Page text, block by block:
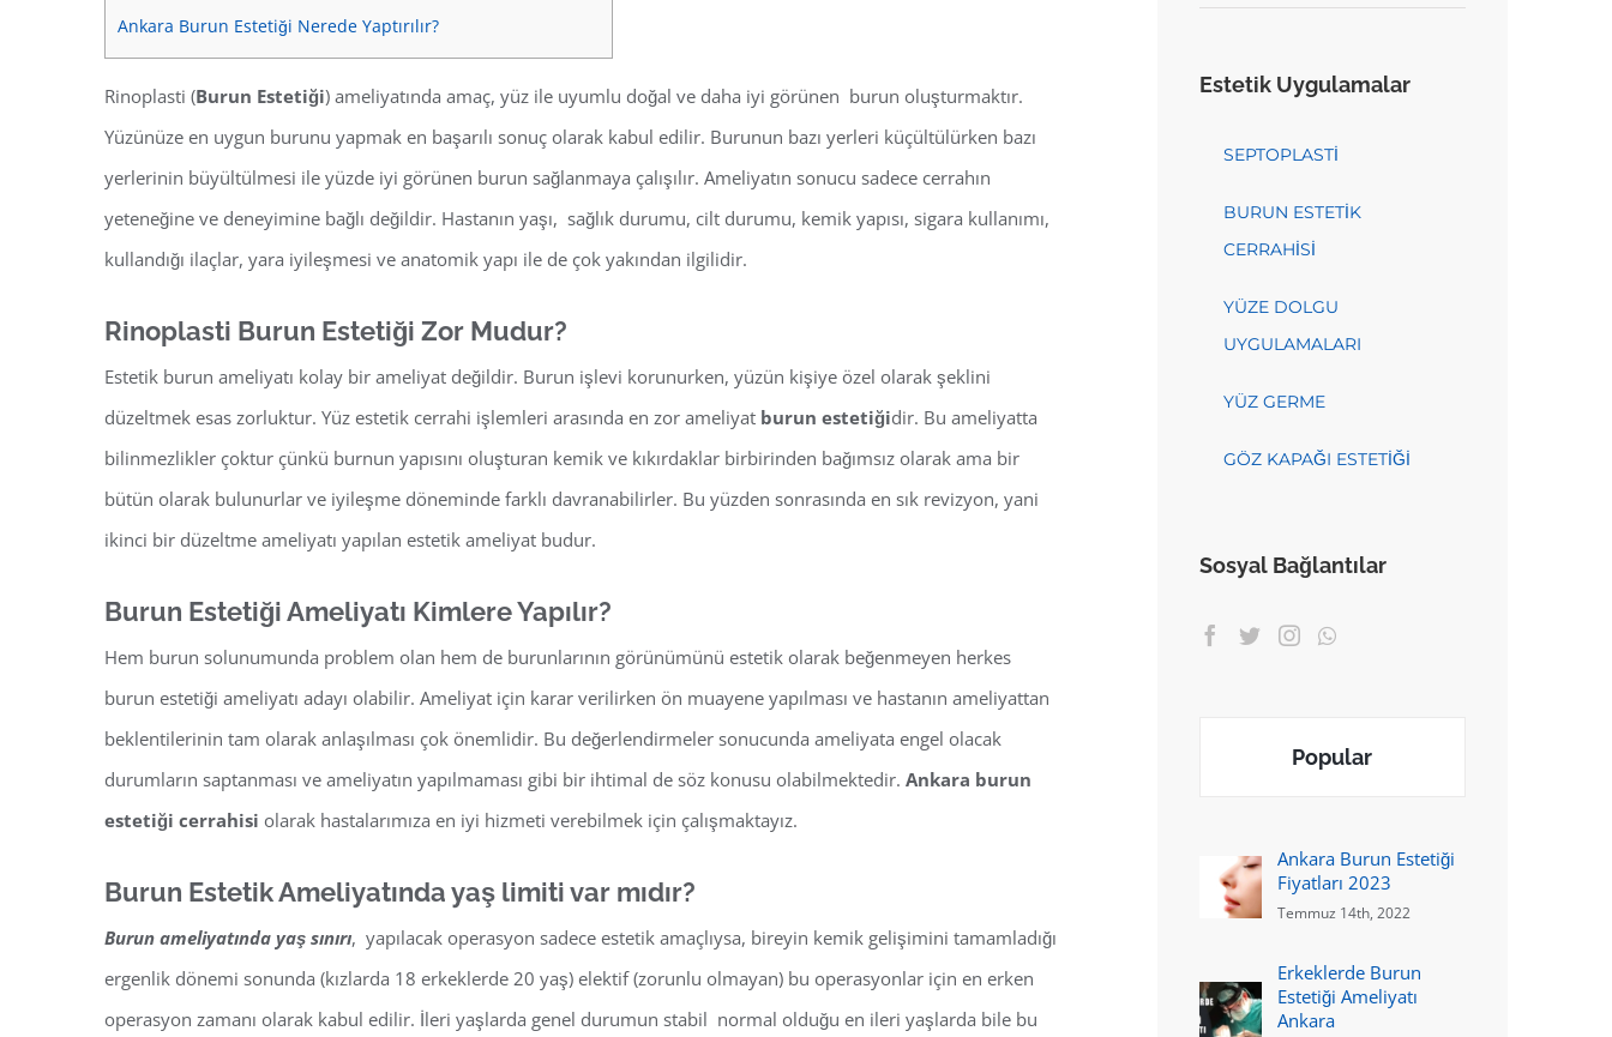
Ankara Burun Estetiği Nerede Yaptırılır?
Rinoplasti (Burun Estetiği) ameliyatında amaç, yüz ile uyumlu doğal ve daha iyi görünen burun oluşturmaktır.
Yüzünüze en uygun burunu yapmak en başarılı sonuç olarak kabul edilir. Burunun bazı yerleri küçültülürken bazı
yerlerinin büyültülmesi ile yüzde iyi görünen burun sağlanmaya çalışılır. Ameliyatın sonucu sadece cerrahın
yeteneğine ve deneyimine bağlı değildir. Hastanın yaşı, sağlık durumu, cilt durumu, kemik yapısı, sigara kullanımı,
kullandığı ilaçlar, yara iyileşmesi ve anatomik yapı ile de çok yakından ilgilidir.
Rinoplasti Burun Estetiği Zor Mudur?
Estetik burun ameliyatı kolay bir ameliyat değildir. Burun işlevi korunurken, yüzün kişiye özel olarak şeklini
düzeltmek esas zorluktur. Yüz estetik cerrahi işlemleri arasında en zor ameliyat burun estetiğidir. Bu ameliyatta
bilinmezlikler çoktur çünkü burnun yapısını oluşturan kemik ve kıkırdaklar birbirinden bağımsız olarak ama bir
bütün olarak bulunurlar ve iyileşme döneminde farklı davranabilirler. Bu yüzden sonrasında en sık revizyon, yani
ikinci bir düzeltme ameliyatı yapılan estetik ameliyat budur.
Burun Estetiği Ameliyatı Kimlere Yapılır?
Hem burun solunumunda problem olan hem de burunlarının görünümünü estetik olarak beğenmeyen herkes
burun estetiği ameliyatı adayı olabilir. Ameliyat için karar verilirken ön muayene yapılması ve hastanın ameliyattan
beklentilerinin tam olarak anlaşılması çok önemlidir. Bu değerlendirmeler sonucunda ameliyata engel olacak
durumların saptanması ve ameliyatın yapılmaması gibi bir ihtimal de söz konusu olabilmektedir. Ankara burun
estetiği cerrahisi olarak hastalarımıza en iyi hizmeti verebilmek için çalışmaktayız.
Burun Estetik Ameliyatında yaş limiti var mıdır?
Burun ameliyatında yaş sınırı, yapılacak operasyon sadece estetik amaçlıysa, bireyin kemik gelişimini tamamladığı
ergenlik dönemi sonunda (kızlarda 18 erkeklerde 20 yaş) elektif (zorunlu olmayan) bu operasyonlar için en erken
operasyon zamanı olarak kabul edilir. İleri yaşlarda genel durumun stabil normal olduğu en ileri yaşlarda bile bu
Estetik Uygulamalar
SEPTOPLASTİ
BURUN ESTETİK
CERRAHİSİ
YÜZE DOLGU
UYGULAMALARI
YÜZ GERME
GÖZ KAPAĞI ESTETİĞİ
Sosyal Bağlantılar
Popular
Ankara Burun Estetiği
Fiyatları 2023
Temmuz 14th, 2022
Erkeklerde Burun
Estetiği Ameliyatı
Ankara